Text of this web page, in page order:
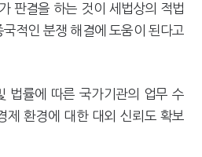
판결을 하는 것이 세법상의 적법
적인 분쟁 해결에 도움이 된다고
법률에 따른 국가기관의 업무 수
제 환경에 대한 대외 신뢰도 확보